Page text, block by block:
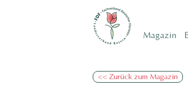
Magazin
<< Zurück zum Magazin